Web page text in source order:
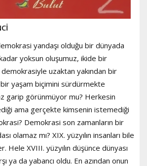
yandaşı olduğu bir dünyada
yoksun oluşumuz, ikide bir
uzaktan yakından bir
yaşam biçimini sürdürmekte
garip görünmüyor mu? Herkesin
ama gerçekte kimsenin istemediği
Demokrasi son zamanların bir
olamaz mı? XIX. yüzyılın insanları bile
Hele XVIII. yüzyılın düşünce dünyası
ya da yabancı oldu. En azından onun